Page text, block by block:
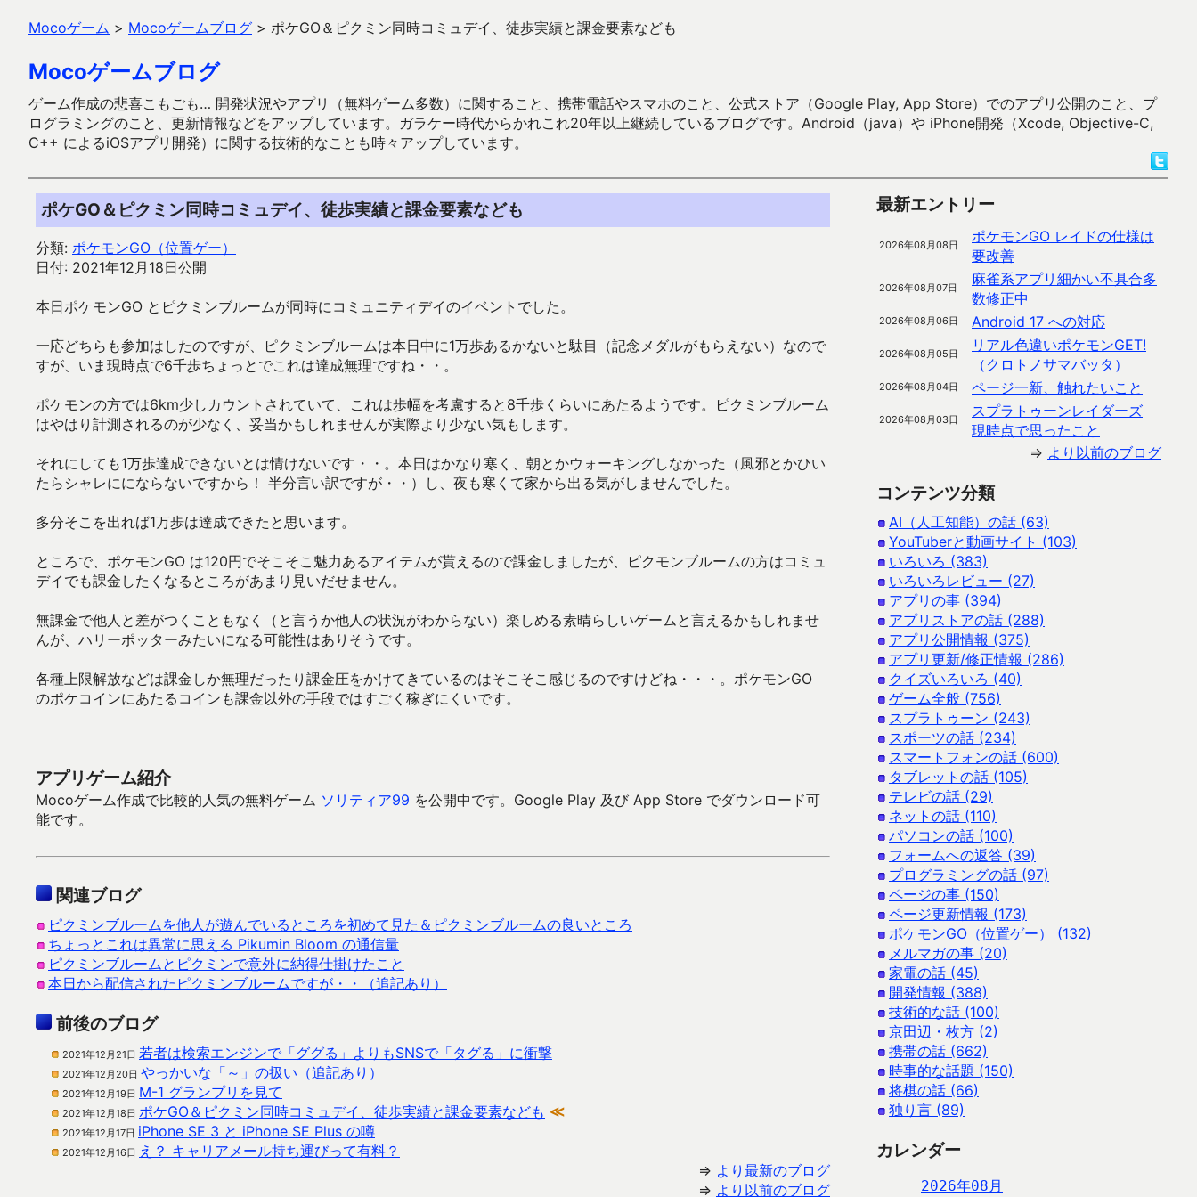
Mocoゲーム > Mocoゲームブログ > ポケGO＆ピクミン同時コミュデイ、徒歩実績と課金要素なども
Mocoゲームブログ
ゲーム作成の悲喜こもごも… 開発状況やアプリ（無料ゲーム多数）に関すること、携帯電話やスマホのこと、公式ストア（Google Play, App Store）でのアプリ公開のこと、プ
ログラミングのこと、更新情報などをアップしています。ガラケー時代からかれこれ20年以上継続しているブログです。Android（java）や iPhone開発（Xcode, Objective-C,
C++ によるiOSアプリ開発）に関する技術的なことも時々アップしています。
ポケGO＆ピクミン同時コミュデイ、徒歩実績と課金要素なども
分類: ポケモンGO（位置ゲー）
日付: 2021年12月18日公開
本日ポケモンGO とピクミンブルームが同時にコミュニティデイのイベントでした。
一応どちらも参加はしたのですが、ピクミンブルームは本日中に1万歩あるかないと駄目（記念メダルがもらえない）なので
すが、いま現時点で6千歩ちょっとでこれは達成無理ですね・・。
ポケモンの方では6km少しカウントされていて、これは歩幅を考慮すると8千歩くらいにあたるようです。ピクミンブルーム
はやはり計測されるのが少なく、妥当かもしれませんが実際より少ない気もします。
それにしても1万歩達成できないとは情けないです・・。本日はかなり寒く、朝とかウォーキングしなかった（風邪とかひい
たらシャレににならないですから！ 半分言い訳ですが・・）し、夜も寒くて家から出る気がしませんでした。
多分そこを出れば1万歩は達成できたと思います。
ところで、ポケモンGO は120円でそこそこ魅力あるアイテムが貰えるので課金しましたが、ピクモンブルームの方はコミュ
デイでも課金したくなるところがあまり見いだせません。
無課金で他人と差がつくこともなく（と言うか他人の状況がわからない）楽しめる素晴らしいゲームと言えるかもしれませ
んが、ハリーポッターみたいになる可能性はありそうです。
各種上限解放などは課金しか無理だったり課金圧をかけてきているのはそこそこ感じるのですけどね・・・。ポケモンGO
のポケコインにあたるコインも課金以外の手段ではすごく稼ぎにくいです。
アプリゲーム紹介
Mocoゲーム作成で比較的人気の無料ゲーム ソリティア99 を公開中です。Google Play 及び App Store でダウンロード可
能です。
関連ブログ
ピクミンブルームを他人が遊んでいるところを初めて見た＆ピクミンブルームの良いところ
ちょっとこれは異常に思える Pikumin Bloom の通信量
ピクミンブルームとピクミンで意外に納得仕掛けたこと
本日から配信されたピクミンブルームですが・・（追記あり）
前後のブログ
2021年12月21日 若者は検索エンジンで「ググる」よりもSNSで「タグる」に衝撃
2021年12月20日 やっかいな「～」の扱い（追記あり）
2021年12月19日 M-1 グランプリを見て
2021年12月18日 ポケGO＆ピクミン同時コミュデイ、徒歩実績と課金要素なども ≪
2021年12月17日 iPhone SE 3 と iPhone SE Plus の噂
2021年12月16日 え？ キャリアメール持ち運びって有料？
⇒ より最新のブログ
⇒ より以前のブログ
最新エントリー
2026年08月08日
ポケモンGO レイドの仕様は
要改善
2026年08月07日
麻雀系アプリ細かい不具合多
数修正中
2026年08月06日 Android 17 への対応
2026年08月05日
リアル色違いポケモンGET!
（クロトノサマバッタ）
2026年08月04日 ページ一新、触れたいこと
2026年08月03日
スプラトゥーンレイダーズ
現時点で思ったこと
⇒ より以前のブログ
コンテンツ分類
AI（人工知能）の話 (63)
YouTuberと動画サイト (103)
いろいろ (383)
いろいろレビュー (27)
アプリの事 (394)
アプリストアの話 (288)
アプリ公開情報 (375)
アプリ更新/修正情報 (286)
クイズいろいろ (40)
ゲーム全般 (756)
スプラトゥーン (243)
スポーツの話 (234)
スマートフォンの話 (600)
タブレットの話 (105)
テレビの話 (29)
ネットの話 (110)
パソコンの話 (100)
フォームへの返答 (39)
プログラミングの話 (97)
ページの事 (150)
ページ更新情報 (173)
ポケモンGO（位置ゲー） (132)
メルマガの事 (20)
家電の話 (45)
開発情報 (388)
技術的な話 (100)
京田辺・枚方 (2)
携帯の話 (662)
時事的な話題 (150)
将棋の話 (66)
独り言 (89)
カレンダー
2026年08月